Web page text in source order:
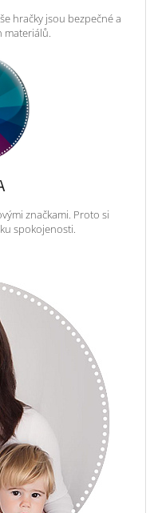
hračky jsou bezpečné a
materiálů.
značkami. Proto si
spokojenosti.